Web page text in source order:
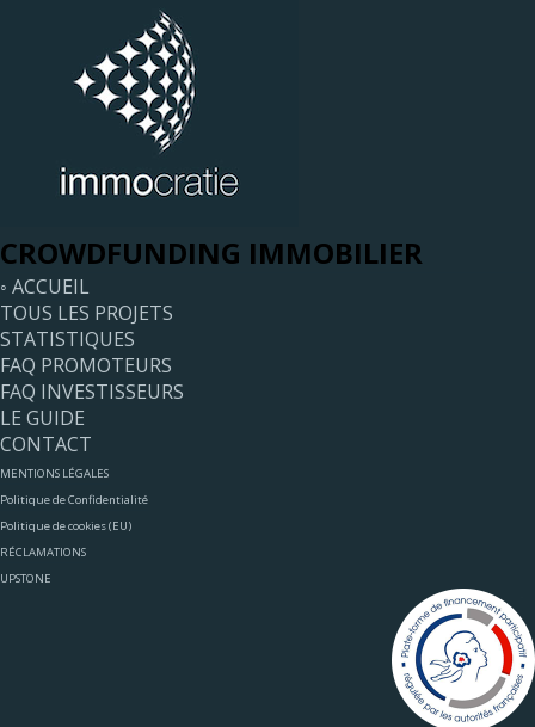
CROWDFUNDING IMMOBILIER
◦ ACCUEIL
TOUS LES PROJETS
STATISTIQUES
FAQ PROMOTEURS
FAQ INVESTISSEURS
LE GUIDE
CONTACT
MENTIONS LÉGALES
Politique de Confidentialité
Politique de cookies (EU)
RÉCLAMATIONS
UPSTONE